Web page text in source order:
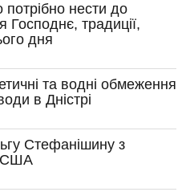
нести до
традиції,
дня
та водні обмеження
в Дністрі
Стефанішину з
США